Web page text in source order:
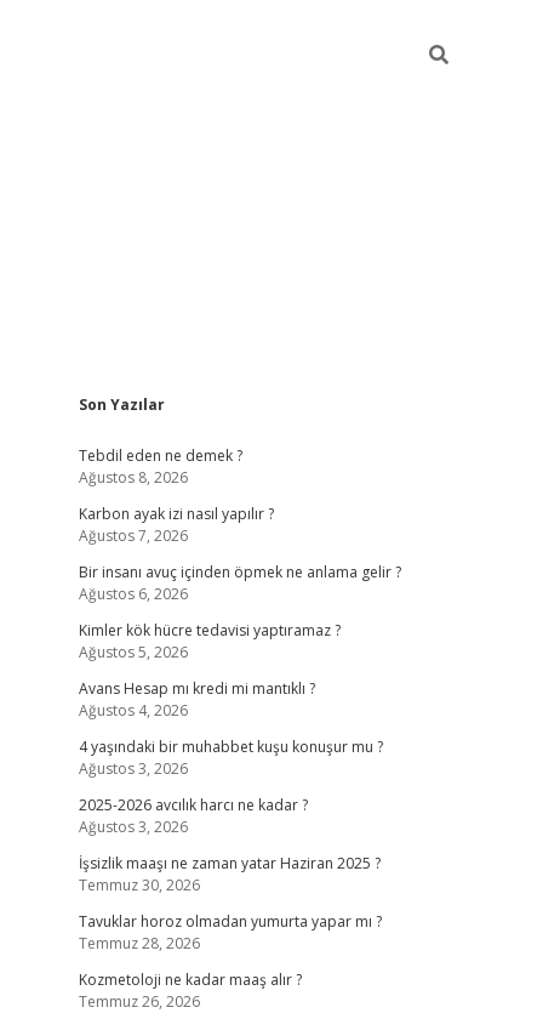
Sidebar
Son Yazılar
Tebdil eden ne demek ?
Ağustos 8, 2026
Karbon ayak izi nasıl yapılır ?
Ağustos 7, 2026
Bir insanı avuç içinden öpmek ne anlama gelir ?
Ağustos 6, 2026
Kimler kök hücre tedavisi yaptıramaz ?
Ağustos 5, 2026
Avans Hesap mı kredi mi mantıklı ?
Ağustos 4, 2026
4 yaşındaki bir muhabbet kuşu konuşur mu ?
Ağustos 3, 2026
2025-2026 avcılık harcı ne kadar ?
Ağustos 3, 2026
İşsizlik maaşı ne zaman yatar Haziran 2025 ?
Temmuz 30, 2026
Tavuklar horoz olmadan yumurta yapar mı ?
Temmuz 28, 2026
Kozmetoloji ne kadar maaş alır ?
Temmuz 26, 2026